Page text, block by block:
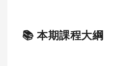
📚 本期課程大綱